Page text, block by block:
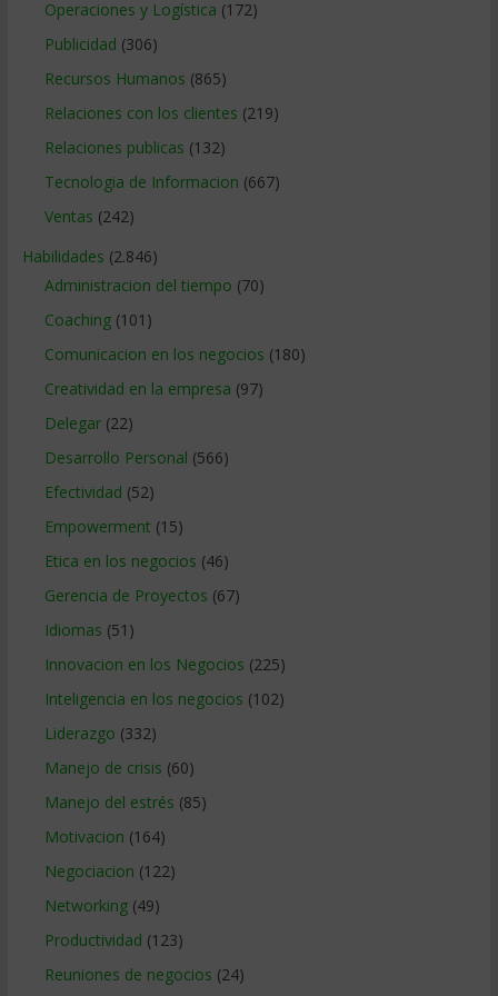
Operaciones y Logística (172)
Publicidad (306)
Recursos Humanos (865)
Relaciones con los clientes (219)
Relaciones publicas (132)
Tecnologia de Informacion (667)
Ventas (242)
Habilidades (2.846)
Administracion del tiempo (70)
Coaching(101)
Comunicacion en los negocios (180)
Creatividad en la empresa (97)
Delegar(22)
Desarrollo Personal (566)
Efectividad (52)
Empowerment (15)
Etica en los negocios (46)
Gerencia de Proyectos (67)
Idiomas (51)
Innovacion en los Negocios (225)
Inteligencia en los negocios (102)
Liderazgo (332)
Manejo de crisis (60)
Manejo del estrés (85)
Motivacion (164)
Negociacion (122)
Networking(49)
Productividad (123)
Reuniones de negocios (24)